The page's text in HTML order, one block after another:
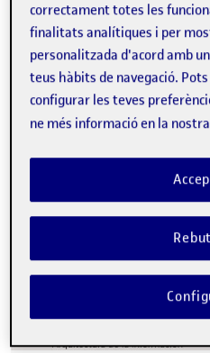
23 Maig, 2024
Publicat perDIAGRAMA DE
Publicat per
Elena Rellán Puente
Visibilitat:
Públic-Data de publicació
23 Maig 2024 23
-
correctament totes les
finalitats analítiques i per
personalitzada d'acord amb
teus hàbits de navegació.
configurar les teves
ne més informació en la nostra